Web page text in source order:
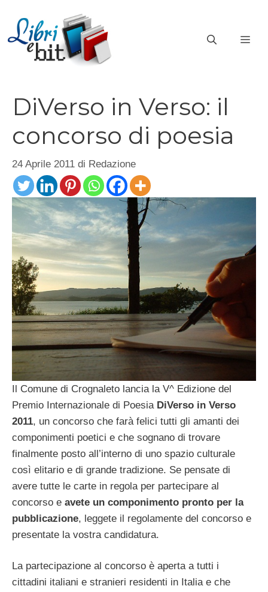
contenuto
DiVerso in Verso: il
concorso di poesia
24 Aprile 2011 di Redazione
Il Comune di Crognaleto lancia la V^ Edizione del
Premio Internazionale di Poesia DiVerso in Verso
2011, un concorso che farà felici tutti gli amanti dei
componimenti poetici e che sognano di trovare
finalmente posto all’interno di uno spazio culturale
così elitario e di grande tradizione. Se pensate di
avere tutte le carte in regola per partecipare al
concorso e avete un componimento pronto per la
pubblicazione, leggete il regolamente del concorso e
presentate la vostra candidatura.
La partecipazione al concorso è aperta a tutti i
cittadini italiani e stranieri residenti in Italia e che